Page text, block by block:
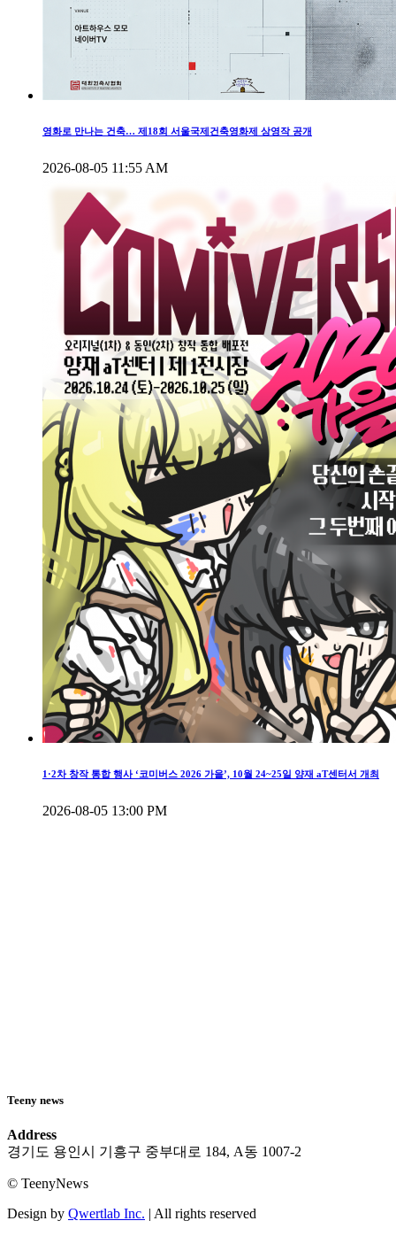
영화로 만나는 건축… 제18회 서울국제건축영화제 상영작 공개
2026-08-05 11:55 AM
1·2차 창작 통합 행사 ‘코미버스 2026 가을’, 10월 24~25일 양재 aT센터서 개최
2026-08-05 13:00 PM
Teeny news
Address
경기도 용인시 기흥구 중부대로 184, A동 1007-2
© TeenyNews
Design by Qwertlab Inc. | All rights reserved